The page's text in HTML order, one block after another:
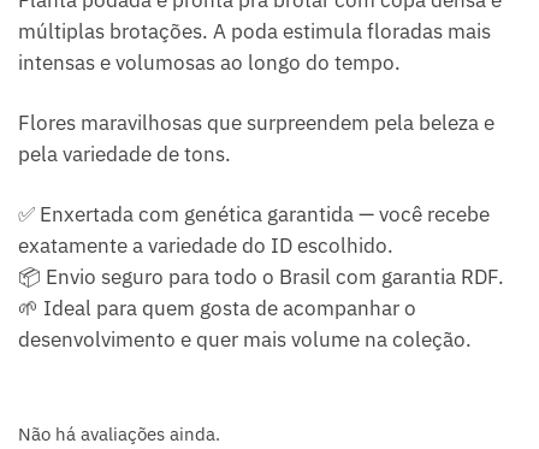
múltiplas brotações. A poda estimula floradas mais
intensas e volumosas ao longo do tempo.
Flores maravilhosas que surpreendem pela beleza e
pela variedade de tons.
✅ Enxertada com genética garantida — você recebe
exatamente a variedade do ID escolhido.
📦 Envio seguro para todo o Brasil com garantia RDF.
🌱 Ideal para quem gosta de acompanhar o
desenvolvimento e quer mais volume na coleção.
Não há avaliações ainda.